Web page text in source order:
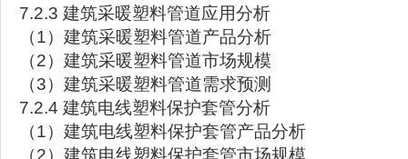
7.2.3 建筑采暖塑料管道应用分析
（1）建筑采暖塑料管道产品分析
（2）建筑采暖塑料管道市场规模
（3）建筑采暖塑料管道需求预测
7.2.4 建筑电线塑料保护套管分析
（1）建筑电线塑料保护套管产品分析
（2）建筑电线塑料保护套管市场规模